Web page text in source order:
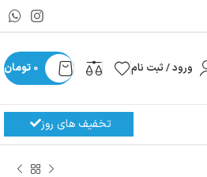
ورود / ثبت نام 0 تومان
تخفیف های روز